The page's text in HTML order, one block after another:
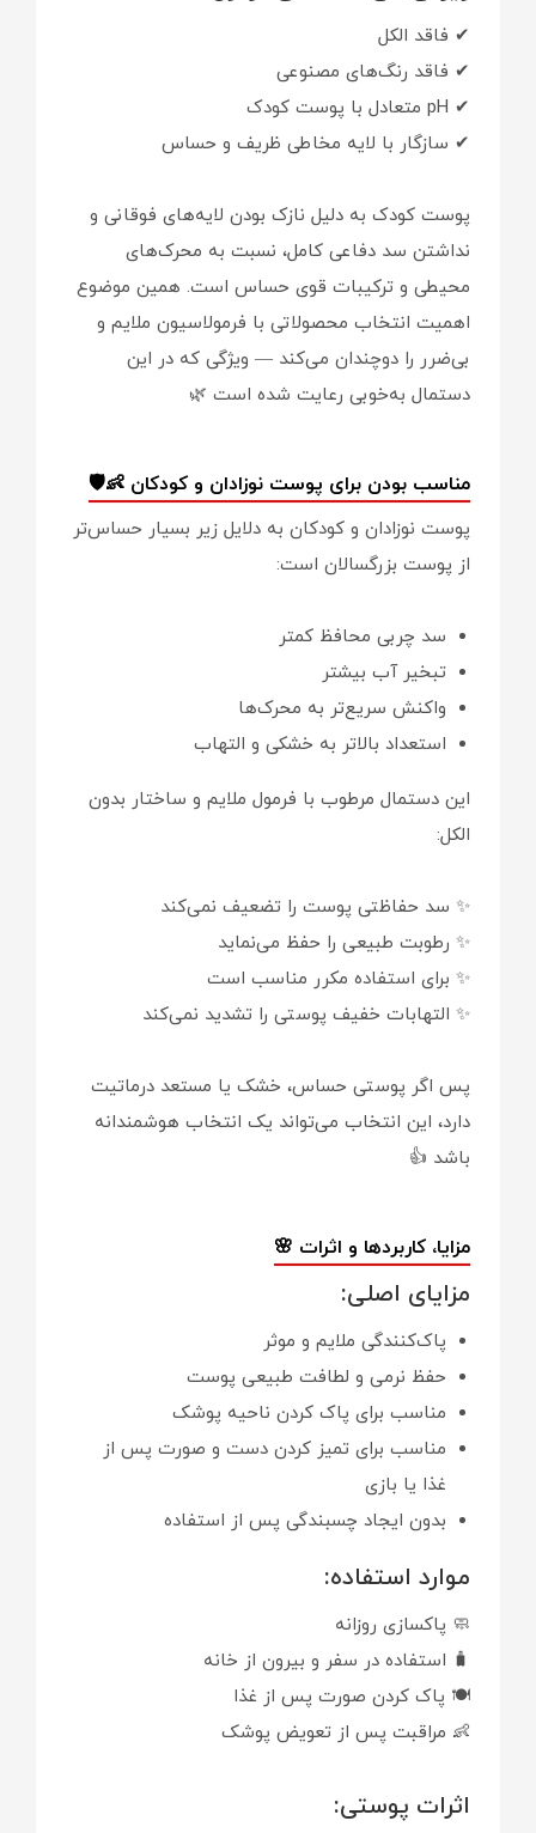
✔ فاقد الکل
✔ فاقد رنگ‌های مصنوعی
✔ pH متعادل با پوست کودک
✔ سازگار با لایه مخاطی ظریف و حساس
پوست کودک به دلیل نازک بودن لایه‌های فوقانی و
نداشتن سد دفاعی کامل، نسبت به محرک‌های
محیطی و ترکیبات قوی حساس است. همین موضوع
اهمیت انتخاب محصولاتی با فرمولاسیون ملایم و
بی‌ضرر را دوچندان می‌کند — ویژگی که در این
دستمال به‌خوبی رعایت شده است 🌿
مناسب بودن برای پوست نوزادان و کودکان 👶🛡
پوست نوزادان و کودکان به دلایل زیر بسیار حساس‌تر
از پوست بزرگسالان است:
سد چربی محافظ کمتر
تبخیر آب بیشتر
واکنش سریع‌تر به محرک‌ها
استعداد بالاتر به خشکی و التهاب
این دستمال مرطوب با فرمول ملایم و ساختار بدون
الکل:
✨ سد حفاظتی پوست را تضعیف نمی‌کند
✨ رطوبت طبیعی را حفظ می‌نماید
✨ برای استفاده مکرر مناسب است
✨ التهابات خفیف پوستی را تشدید نمی‌کند
پس اگر پوستی حساس، خشک یا مستعد درماتیت
دارد، این انتخاب می‌تواند یک انتخاب هوشمندانه
باشد 👍
مزایا، کاربردها و اثرات 🌸
مزایای اصلی:
پاک‌کنندگی ملایم و موثر
حفظ نرمی و لطافت طبیعی پوست
مناسب برای پاک کردن ناحیه پوشک
مناسب برای تمیز کردن دست و صورت پس از
غذا یا بازی
بدون ایجاد چسبندگی پس از استفاده
موارد استفاده:
🧼 پاکسازی روزانه
🧳 استفاده در سفر و بیرون از خانه
🍽 پاک کردن صورت پس از غذا
👶 مراقبت پس از تعویض پوشک
اثرات پوستی: